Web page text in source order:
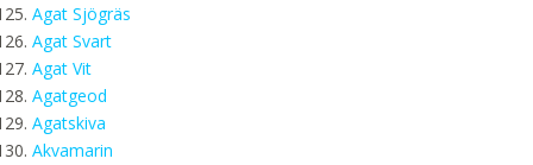
Agat Sjögräs
Agat Svart
Agat Vit
Agatgeod
Agatskiva
Akvamarin